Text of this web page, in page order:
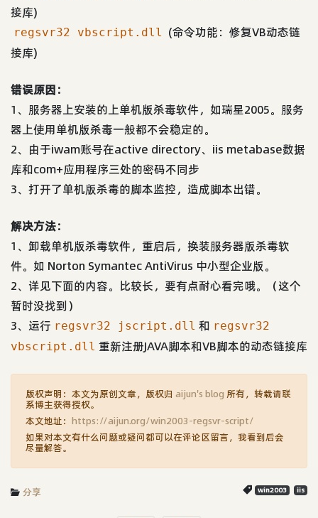
接库)
regsvr32 vbscript.dll (命令功能：修复VB动态链
接库)
错误原因：
1、服务器上安装的上单机版杀毒软件，如瑞星2005。服务
器上使用单机版杀毒一般都不会稳定的。
2、由于iwam账号在active directory、iis metabase数据
库和com+应用程序三处的密码不同步
3、打开了单机版杀毒的脚本监控，造成脚本出错。
解决方法：
1、卸载单机版杀毒软件，重启后，换装服务器版杀毒软
件。如 Norton Symantec AntiVirus 中小型企业版。
2、详见下面的内容。比较长，要有点耐心看完哦。（这个
暂时没找到）
3、运行 regsvr32 jscript.dll 和 regsvr32
vbscript.dll 重新注册JAVA脚本和VB脚本的动态链接库
版权声明：本文为原创文章，版权归 aijun's blog 所有，转载请联
系博主获得授权。
本文地址： https://aijun.org/win2003-regsvr-script/
如果对本文有什么问题或疑问都可以在评论区留言，我看到后会
尽量解答。
分享 win2003 iis